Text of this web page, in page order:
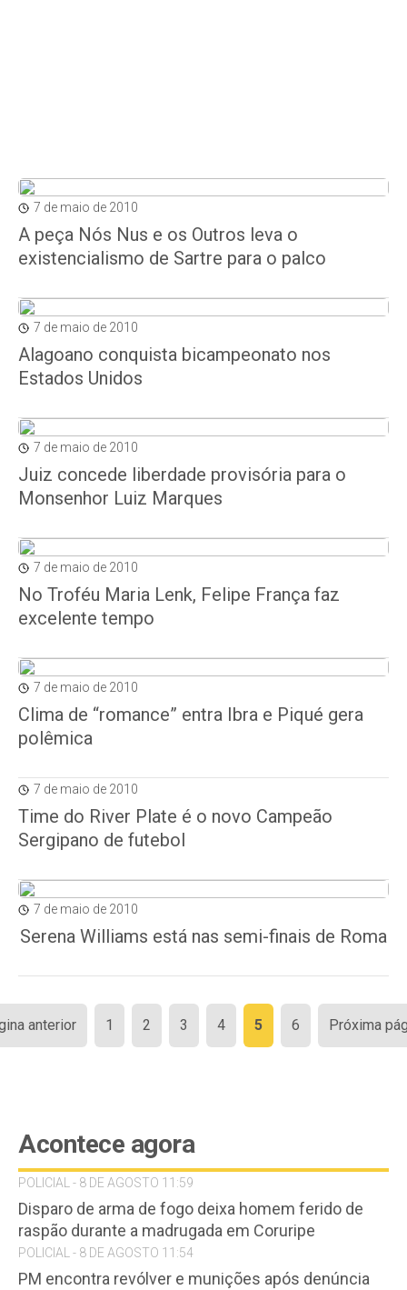
7 de maio de 2010
A peça Nós Nus e os Outros leva o
existencialismo de Sartre para o palco
7 de maio de 2010
Alagoano conquista bicampeonato nos
Estados Unidos
7 de maio de 2010
Juiz concede liberdade provisória para o
Monsenhor Luiz Marques
7 de maio de 2010
No Troféu Maria Lenk, Felipe França faz
excelente tempo
7 de maio de 2010
Clima de “romance” entra Ibra e Piqué gera
polêmica
7 de maio de 2010
Time do River Plate é o novo Campeão
Sergipano de futebol
7 de maio de 2010
Serena Williams está nas semi-finais de Roma
Paginação
de
anterior 1 2 3 4 5 6 Próxima
Acontece agora
POLICIAL - 8 DE AGOSTO 11:59
Disparo de arma de fogo deixa homem ferido de
raspão durante a madrugada em Coruripe
POLICIAL - 8 DE AGOSTO 11:54
PM encontra revólver e munições após denúncia